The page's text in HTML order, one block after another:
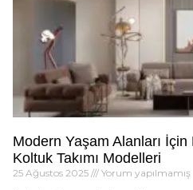
Modern Yaşam Alanları İçin
Koltuk Takımı Modelleri
25 Ağustos 2025 Yorum yapılmamış